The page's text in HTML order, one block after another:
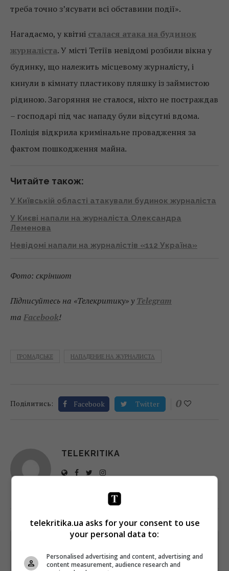
треба точно з’ясувати всі обставини події».
Нагадаємо, у квітні сталася атака на будинок
журналіста. У місті Тетіїв невідомі розбили вікна у
будинку, що належить місцевому журналісту, і
кинули в кімнату пластикову пляшку із займистою
рідиною. Загоряння не сталося, ніхто не постраждав
– господарі під час нападу були відсутні вдома.
Поліція відкрила кримінальне провадження за
фактом пошкодження майна.
Читайте також:
У Київській області атакували будинок журналіста
У Києві напали на журналіста Олександра
Леменова
Невідомі напали на журналістів «112 Україна»
Фото: скріншот
Підписуйтесь на «Телекритику» у Telegram
та Facebook!
ГРОМАДСЬКЕ НАПАДЕНИЕ НА ЖУРНАЛИСТА
Поділитись: Facebook Twitter 0
TELEKRITIKA
Пишемо з любов'ю
!
telekritika.ua asks for your consent to use
your personal data to:
Personalised advertising and content, advertising and
content measurement, audience research and